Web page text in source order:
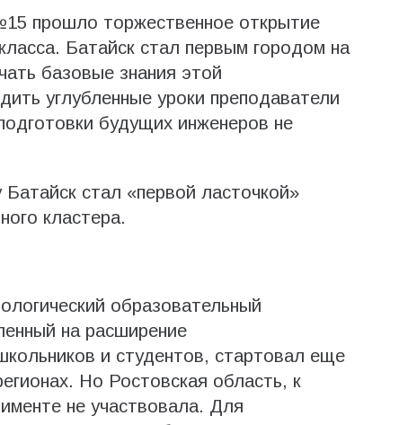
прошло торжественное открытие
Батайск стал первым городом на
базовые знания этой
углубленные уроки преподаватели
будущих инженеров не
стал «первой ласточкой»
кластера.
образовательный
на расширение
и студентов, стартовал еще
Но Ростовская область, к
не участвовала. Для